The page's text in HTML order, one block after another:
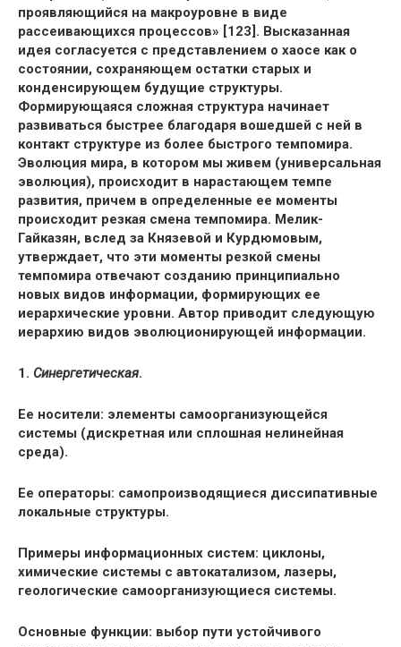
проявляющийся на макроуровне в виде
рассеивающихся процессов» [123]. Высказанная
идея согласуется с представлением о хаосе как о
состоянии, сохраняющем остатки старых и
конденсирующем будущие структуры.
Формирующаяся сложная структура начинает
развиваться быстрее благодаря вошедшей с ней в
контакт структуре из более быстрого темпомира.
Эволюция мира, в котором мы живем (универсальная
эволюция), происходит в нарастающем темпе
развития, причем в определенные ее моменты
происходит резкая смена темпомира. Мелик-
Гайказян, вслед за Князевой и Курдюмовым,
утверждает, что эти моменты резкой смены
темпомира отвечают созданию принципиально
новых видов информации, формирующих ее
иерархические уровни. Автор приводит следующую
иерархию видов эволюционирующей информации.
1. Синергетическая.
Ее носители: элементы самоорганизующейся
системы (дискретная или сплошная нелинейная
среда).
Ее операторы: самопроизводящиеся диссипативные
локальные структуры.
Примеры информационных систем: циклоны,
химические системы с автокатализом, лазеры,
геологические самоорганизующиеся системы.
Основные функции: выбор пути устойчивого